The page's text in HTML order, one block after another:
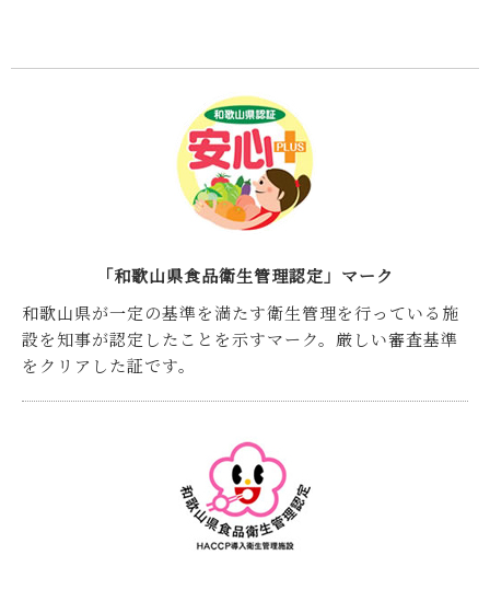
る検査機器を業界で初めて導入
※
※
「和歌山県食品衛生管理認定」マーク
和歌山県が一定の基準を満たす衛生管理を行っている施
設を知事が認定したことを示すマーク。厳しい審査基準
をクリアした証です。